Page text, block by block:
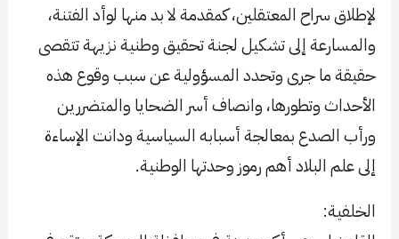
لإطلاق سراح المعتقلين، كمقدمة لا بد منها لوأد الفتنة،
والمسارعة إلى تشكيل لجنة تحقيق وطنية نزيهة تتقصى
حقيقة ما جرى وتحدد المسؤولية عن سبب وقوع هذه
الأحداث وتطورها، وانصاف أسر الضحايا والمتضررين
ورأب الصدع بمعالجة أسبابه السياسية ودانت الإساءة
إلى علم البلاد أهم رموز وحدتها الوطنية.
الخلفية: